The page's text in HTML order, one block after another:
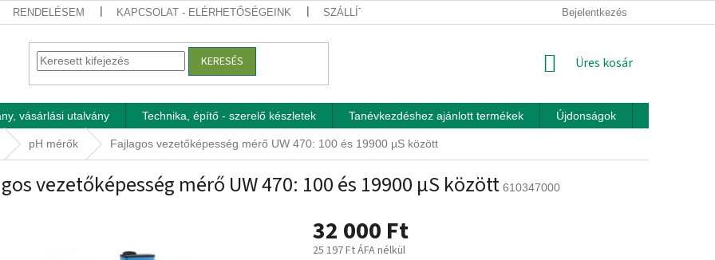
RENDELÉSEM KAPCSOLAT - ELÉRHETŐSÉGEINK SZÁLLÍTÁSI FELTÉTELEK ÜZLETI FELTÉTELEK (ÁSZF)
Bejelentkezés
KERESÉS KOSÁR
Üres kosár
vásárlási utalvány Technika, építő - szerelő készletek Tanévkezdéshez ajánlott termékek Újdonságok
pH mérők Fajlagos vezetőképesség mérő UW 470: 100 és 19900 µS között
vezetőképesség mérő UW 470: 100 és 19900 µS között 610347000
32 000 Ft
25 197 Ft ÁFA nélkül